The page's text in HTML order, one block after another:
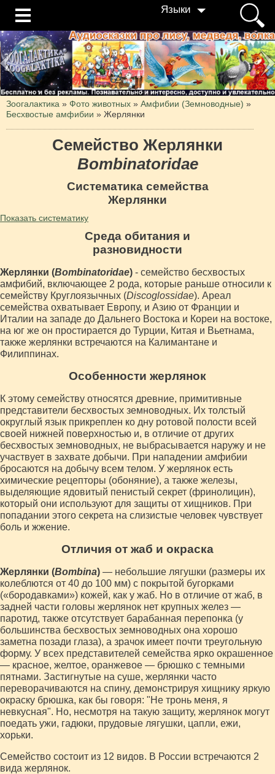
Языки
Зоогалактика » Фото животных » Амфибии (Земноводные) »
Бесхвостые амфибии » Жерлянки
Семейство Жерлянки
Bombinatoridae
Систематика семейства
Жерлянки
Показать систематику
Среда обитания и
разновидности
Жерлянки (Bombinatoridae) - семейство бесхвостых
амфибий, включающее 2 рода, которые раньше относили к
семейству Круглоязычных (Discoglossidae). Ареал
семейства охватывает Европу, и Азию от Франции и
Италии на западе до Дальнего Востока и Кореи на востоке,
на юг же он простирается до Турции, Китая и Вьетнама,
также жерлянки встречаются на Калимантане и
Филиппинах.
Особенности жерлянок
К этому семейству относятся древние, примитивные
представители бесхвостых земноводных. Их толстый
округлый язык прикреплен ко дну ротовой полости всей
своей нижней поверхностью и, в отличие от других
бесхвостых земноводных, не выбрасывается наружу и не
участвует в захвате добычи. При нападении амфибии
бросаются на добычу всем телом. У жерлянок есть
химические рецепторы (обоняние), а также железы,
выделяющие ядовитый пенистый секрет (фринолицин),
который они используют для защиты от хищников. При
попадании этого секрета на слизистые человек чувствует
боль и жжение.
Отличия от жаб и окраска
Жерлянки (Воmbinа) — небольшие лягушки (размеры их
колеблются от 40 до 100 мм) с покрытой бугорками
(«бородавками») кожей, как у жаб. Но в отличие от жаб, в
задней части головы жерлянок нет крупных желез —
паротид, также отсутствует барабанная перепонка (у
большинства бесхвостых земноводных она хорошо
заметна позади глаза), а зрачок имеет почти треугольную
форму. У всех представителей семейства ярко окрашенное
— красное, желтое, оранжевое — брюшко с темными
пятнами. Застигнутые на суше, жерлянки часто
переворачиваются на спину, демонстрируя хищнику яркую
окраску брюшка, как бы говоря: "Не тронь меня, я
невкусная". Но, несмотря на такую защиту, жерлянок могут
поедать ужи, гадюки, прудовые лягушки, цапли, ежи,
хорьки.
Семейство состоит из 12 видов. В России встречаются 2
вида жерлянок.